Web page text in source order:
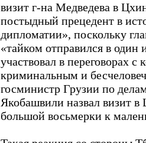
визит г-на Медведева в
постыдный прецедент в
дипломатии», поскольку
«тайком отправился в один
участвовал в переговорах
криминальным и
госминистр Грузии по
Якобашвили назвал визит в
большой восьмерки к